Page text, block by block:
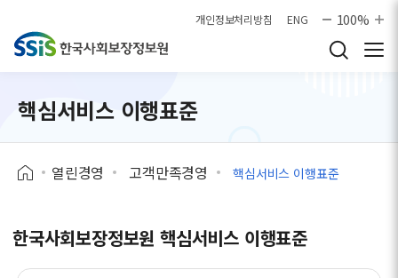
개인정보처리방침 ENG 100%
핵심서비스 이행표준
열린경영 고객만족경영 핵심서비스 이행표준
한국사회보장정보원 핵심서비스 이행표준